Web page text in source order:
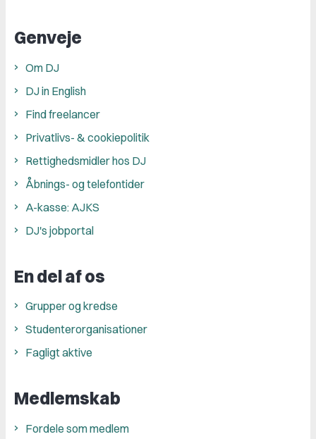
Genveje
Om DJ
DJ in English
Find freelancer
Privatlivs- & cookiepolitik
Rettighedsmidler hos DJ
Åbnings- og telefontider
A-kasse: AJKS
DJ's jobportal
En del af os
Grupper og kredse
Studenterorganisationer
Fagligt aktive
Medlemskab
Fordele som medlem